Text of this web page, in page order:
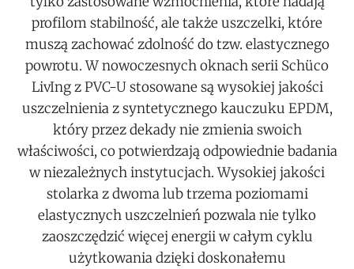
profilom stabilność, ale także uszczelki, które
muszą zachować zdolność do tzw. elastycznego
powrotu. W nowoczesnych oknach serii Schüco
LivIng z PVC-U stosowane są wysokiej jakości
uszczelnienia z syntetycznego kauczuku EPDM,
który przez dekady nie zmienia swoich
właściwości, co potwierdzają odpowiednie badania
w niezależnych instytucjach. Wysokiej jakości
stolarka z dwoma lub trzema poziomami
elastycznych uszczelnień pozwala nie tylko
zaoszczędzić więcej energii w całym cyklu
użytkowania dzięki doskonałemu